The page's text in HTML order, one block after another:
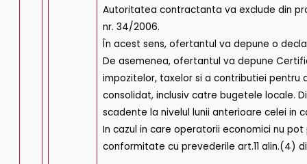
Autoritatea contractanta va exclude din
nr. 34/2006.
În acest sens, ofertantul va depune o
De asemenea, ofertantul va depune
impozitelor, taxelor si a contributiei
consolidat, inclusiv catre bugetele locale.
scadente la nivelul lunii anterioare celei in
In cazul in care operatorii economici nu
conformitate cu prevederile art.11 alin.(4)